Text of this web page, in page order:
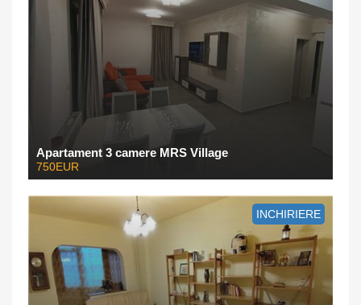
Apartament 3 camere MRS Village
750EUR
INCHIRIERE